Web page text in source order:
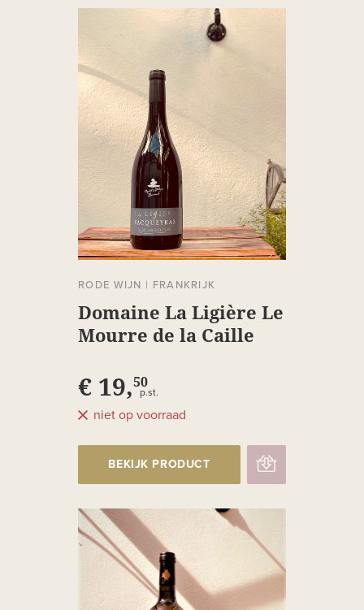
RODE WIJN | FRANKRIJK
Domaine La Ligière Le
Mourre de la Caille
€ 19,50
p.st.
niet op voorraad
BEKIJK PRODUCT